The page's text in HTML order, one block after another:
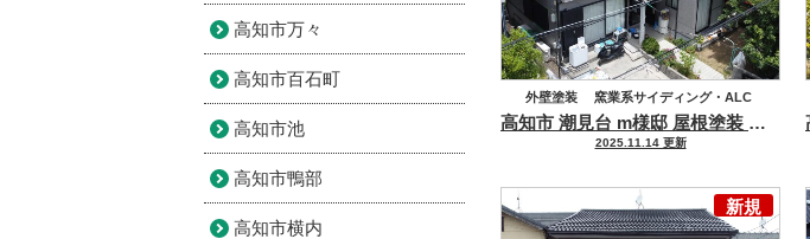
高知市 潮見台 m様邸 屋根塗装 外壁塗装工事
2025.11.14 更新
外壁塗装
窯業系サイディング・ALC
屋根塗装
化粧スレート
新規
高知市万々
高知市百石町
高知市池
高知市鴨部
高知市横内